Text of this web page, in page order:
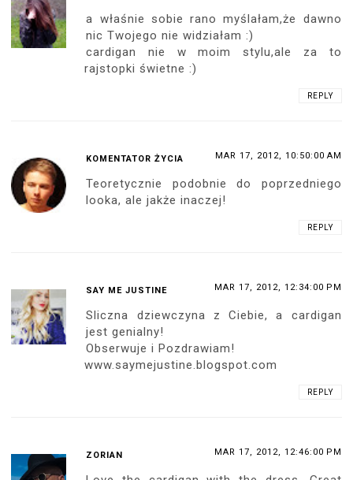
a właśnie sobie rano myślałam,że dawno
nic Twojego nie widziałam :)
cardigan nie w moim stylu,ale za to
rajstopki świetne :)
REPLY
KOMENTATOR ŻYCIA MAR 17, 2012, 10:50:00 AM
Teoretycznie podobnie do poprzedniego
looka, ale jakże inaczej!
REPLY
SAY ME JUSTINE MAR 17, 2012, 12:34:00 PM
Sliczna dziewczyna z Ciebie, a cardigan
jest genialny!
Obserwuje i Pozdrawiam!
www.saymejustine.blogspot.com
REPLY
ZORIAN MAR 17, 2012, 12:46:00 PM